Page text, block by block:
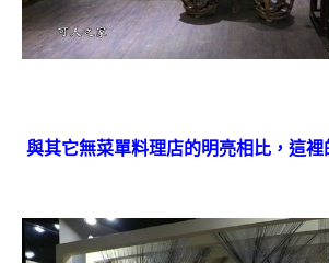
與其它無菜單料理店的明亮相比，這